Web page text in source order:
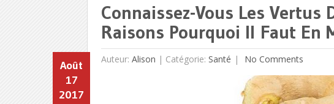
Connaissez-Vous Les Vertus
Raisons Pourquoi Il Faut En
Auteur: Alison |
Août
17
2017
Catégorie: Santé No Comments